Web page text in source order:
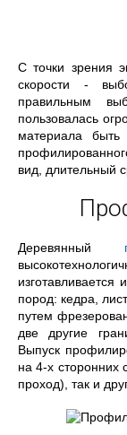
С точки зрения
скорости -
правильным
пользовалась
материала
вид, длительный
Деревянный
пород: кедра,
путем
две другие
Выпуск
на 4-х сторонних
проход), так и